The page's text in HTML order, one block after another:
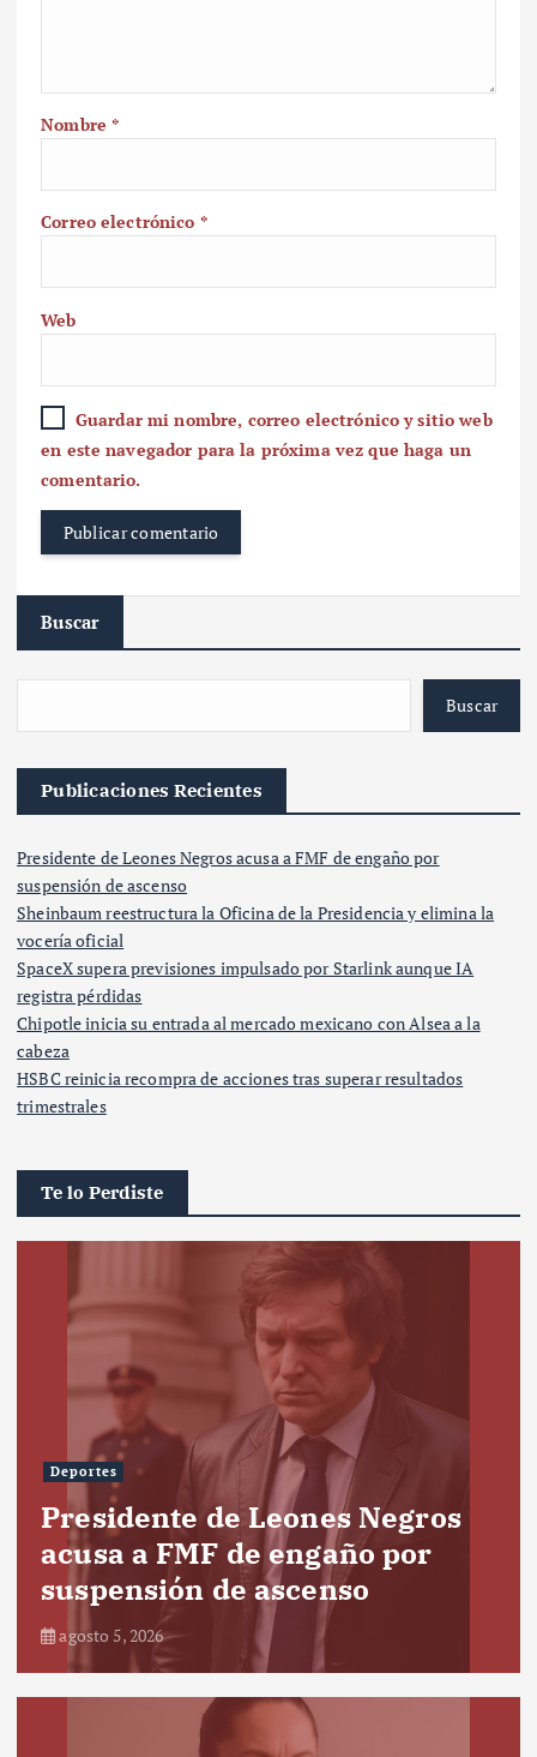
Nombre*
Correo electrónico *
Web
Guardar mi nombre, correo electrónico y sitio web
en este navegador para la próxima vez que haga un
comentario.
Buscar
Buscar
Publicaciones Recientes
Presidente de Leones Negros acusa a FMF de engaño por
suspensión de ascenso
Sheinbaum reestructura la Oficina de la Presidencia y elimina la
vocería oficial
SpaceX supera previsiones impulsado por Starlink aunque IA
registra pérdidas
Chipotle inicia su entrada al mercado mexicano con Alsea a la
cabeza
HSBC reinicia recompra de acciones tras superar resultados
trimestrales
Te lo Perdiste
Deportes
Presidente de Leones Negros
acusa a FMF de engaño por
suspensión de ascenso
agosto 5, 2026